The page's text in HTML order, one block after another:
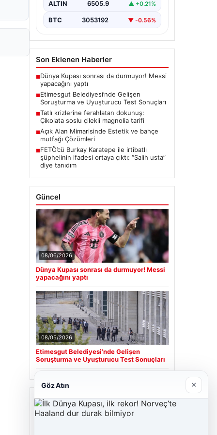
seriyor. Soruşturma kapsamında,…
ALTIN 6505.9 ▲ +0.21%
BTC 3053192 ▼ -0.56%
Son Eklenen Haberler
■Dünya Kupası sonrası da durmuyor! Messi
yapacağını yaptı
■Etimesgut Belediyesi’nde Gelişen
Soruşturma ve Uyuşturucu Test Sonuçları
■Tatlı krizlerine ferahlatan dokunuş:
Çikolata soslu çilekli magnolia tarifi
■Açık Alan Mimarisinde Estetik ve bahçe
mutfağı Çözümleri
■FETÖ’cü Burkay Karatepe ile irtibatlı
şüphelinin ifadesi ortaya çıktı: “Salih usta”
diye tanıdım
Güncel
08/06/2026
Dünya Kupası sonrası da durmuyor! Messi
yapacağını yaptı
08/05/2026
Etimesgut Belediyesi’nde Gelişen
Soruşturma ve Uyuşturucu Test Sonuçları
Son Eklenen Firmalar
Göz Atın ×